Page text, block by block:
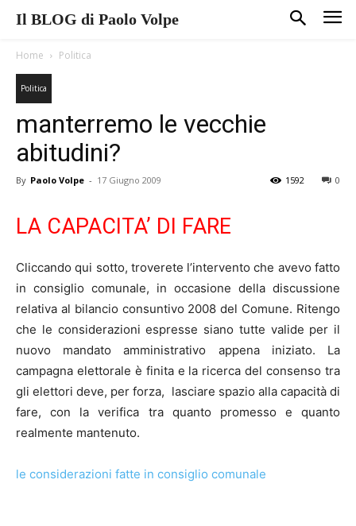
Il BLOG di Paolo Volpe
Home Politica
Politica
manterremo le vecchie
abitudini?
By Paolo Volpe - 17 Giugno 2009 0
1592
LA CAPACITA’ DI FARE
Cliccando qui sotto, troverete l’intervento che avevo fatto
in consiglio comunale, in occasione della discussione
relativa al bilancio consuntivo 2008 del Comune. Ritengo
che le considerazioni espresse siano tutte valide per il
nuovo mandato amministrativo appena iniziato. La
campagna elettorale è finita e la ricerca del consenso tra
gli elettori deve, per forza, lasciare spazio alla capacità di
fare, con la verifica tra quanto promesso e quanto
realmente mantenuto.
le considerazioni fatte in consiglio comunale